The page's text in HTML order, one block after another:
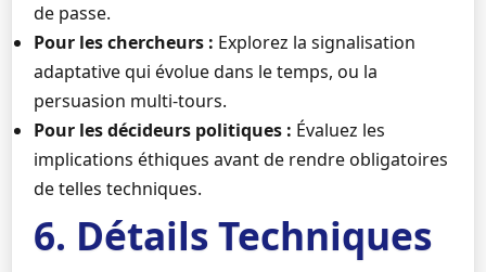
de passe.
Pour les chercheurs : Explorez la signalisation
adaptative qui évolue dans le temps, ou la
persuasion multi-tours.
Pour les décideurs politiques : Évaluez les
implications éthiques avant de rendre obligatoires
de telles techniques.
6. Détails Techniques